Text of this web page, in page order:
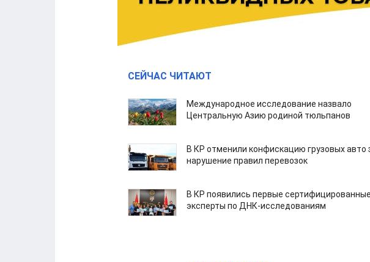
СЕЙЧАС ЧИТАЮТ
Международное исследование назвало
Центральную Азию родиной тюльпанов
В КР отменили конфискацию грузовых авто
нарушение правил перевозок
В КР появились первые сертифицированные
эксперты по ДНК-исследованиям